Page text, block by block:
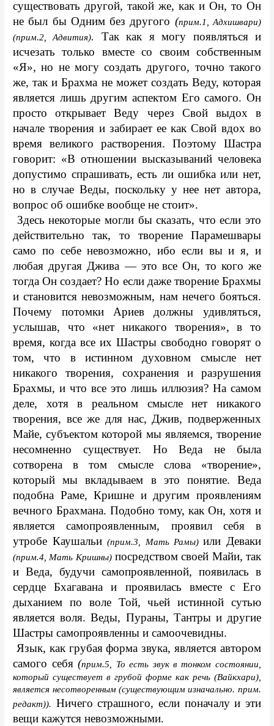
существовать другой, такой же, как и Он, то Он
не был бы Одним без другого (прим.1, Адхишвари)
(прим.2, Адвития).
Так как я могу появляться и
исчезать только вместе со своим собственным
«Я», но не могу создать другого, точно такого
же, так и Брахма не может создать Веду, которая
является лишь другим аспектом Его самого. Он
просто открывает Веду через Свой выдох в
начале творения и забирает ее как Свой вдох во
время великого растворения. Поэтому Шастра
говорит: «В отношении высказываний человека
допустимо спрашивать, есть ли ошибка или нет,
но в случае Веды, поскольку у нее нет автора,
вопрос об ошибке вообще не стоит».
действительно так, то творение Парамешвары
само по себе невозможно, ибо если вы и я, и
любая другая Джива — это все Он, то кого же
тогда Он создает? Но если даже творение Брахмы
и становится невозможным, нам нечего бояться.
Почему потомки Ариев должны удивляться,
услышав, что «нет никакого творения», в то
время, когда все их Шастры свободно говорят о
том, что в истинном духовном смысле нет
никакого творения, сохранения и разрушения
Брахмы, и что все это лишь иллюзия? На самом
деле, хотя в реальном смысле нет никакого
творения, все же для нас, Джив, подверженных
Майе, субъектом которой мы являемся, творение
несомненно существует. Но Веда не была
сотворена в том смысле слова «творение»,
который мы вкладываем в это понятие. Веда
подобна Раме, Кришне и другим проявлениям
вечного Брахмана. Подобно тому, как Он, хотя и
является самопроявленным, проявил себя в
утробе Каушальи (прим.3, Мать Рамы) или Деваки
(прим.4, Мать Кришны) посредством своей Майи, так
и Веда, будучи самопроявленной, появилась в
сердце Бхагавана и проявилась вместе с Его
дыханием по воле Той, чьей истинной сутью
является воля. Веды, Пураны, Тантры и другие
Шастры самопроявленны и самоочевидны.
самого себя (прим.5, То есть звук в тонком состоянии,
который существует в грубой форме как речь (Вайкхари),
является несотворенным (существующим изначально. прим.
редакт)). Ничего страшного, если поначалу и эти
вещи кажутся невозможными.